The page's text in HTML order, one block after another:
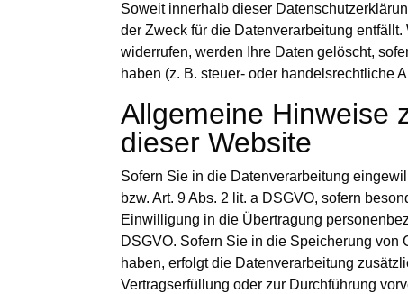
Soweit innerhalb dieser
der Zweck für die Datenverarbeitung
widerrufen, werden Ihre Daten gelöscht,
haben (z. B. steuer- oder handelsrechtliche
Allgemeine Hinweise
dieser Website
Sofern Sie in die Datenverarbeitung
bzw. Art. 9 Abs. 2 lit. a DSGVO, sofern
Einwilligung in die Übertragung
DSGVO. Sofern Sie in die Speicherung
haben, erfolgt die Datenverarbeitung
Vertragserfüllung oder zur Durchführung